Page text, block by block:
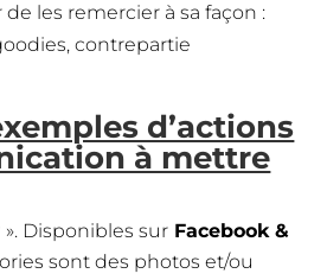
les remercier à sa façon :
contrepartie
d’actions
à mettre
». Disponibles sur Facebook &
sont des photos et/ou